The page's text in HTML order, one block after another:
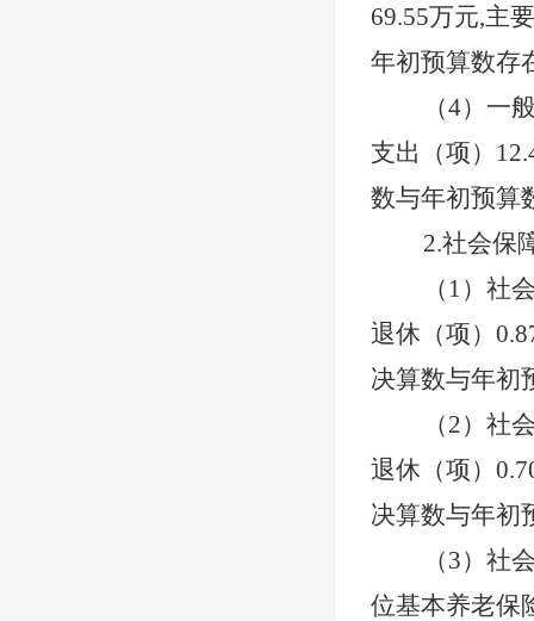
69.55万元,主
年初预算数存
（4）一
支出（项）
数与年初预算
2.社会保
（ 1）社
退休（项）
决算数与年初
（2）社
退休（项）
决算数与年初
（3）社
位基本养老保